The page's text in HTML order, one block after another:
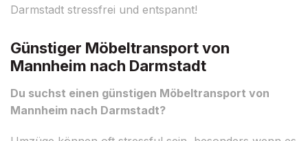
Darmstadt stressfrei und entspannt!
Günstiger Möbeltransport von
Mannheim nach Darmstadt
Du suchst einen günstigen Möbeltransport von
Mannheim nach Darmstadt?